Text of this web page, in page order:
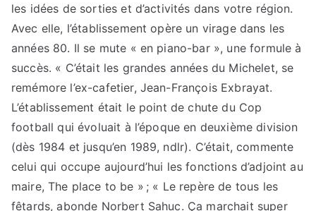
les idées de sorties et d’activités dans votre région.
Avec elle, l’établissement opère un virage dans les
années 80. Il se mute « en piano-bar », une formule à
succès. « C’était les grandes années du Michelet, se
remémore l’ex-cafetier, Jean-François Exbrayat.
L’établissement était le point de chute du Cop
football qui évoluait à l’époque en deuxième division
(dès 1984 et jusqu’en 1989, ndlr). C’était, commente
celui qui occupe aujourd’hui les fonctions d’adjoint au
maire, The place to be » ; « Le repère de tous les
fêtards, abonde Norbert Sahuc. Ça marchait super